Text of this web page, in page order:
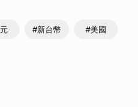
#新台幣 #美國